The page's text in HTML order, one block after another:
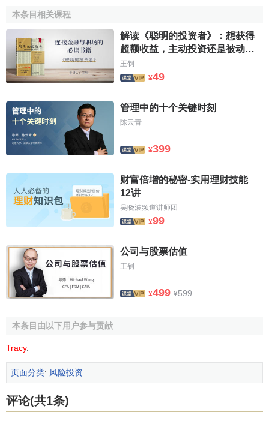
本条目相关课程
解读《聪明的投资者》：想获得
超额收益，主动投资还是被动投
资更好？
王钊
¥49
管理中的十个关键时刻
陈云青
¥399
财富倍增的秘密-实用理财技能
12讲
吴晓波频道讲师团
¥99
公司与股票估值
王钊
¥499 ¥599
本条目由以下用户参与贡献
Tracy.
页面分类: 风险投资
评论(共1条)